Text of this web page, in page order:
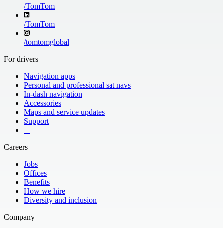
/TomTom
/TomTom
/tomtomglobal
For drivers
Navigation apps
Personal and professional sat navs
In-dash navigation
Accessories
Maps and service updates
Support
Careers
Jobs
Offices
Benefits
How we hire
Diversity and inclusion
Company